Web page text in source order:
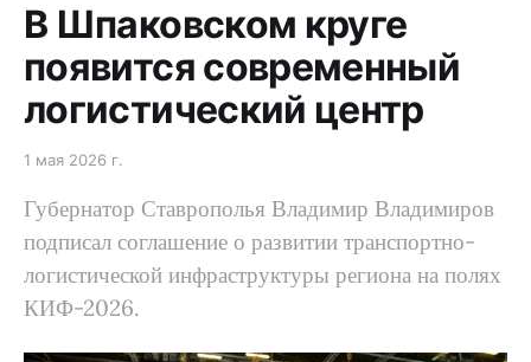
В Шпаковском круге
появится современный
логистический центр
1 мая 2026 г.
Губернатор Ставрополья Владимир Владимиров
подписал соглашение о развитии транспортно-
логистической инфраструктуры региона на полях
КИФ-2026.